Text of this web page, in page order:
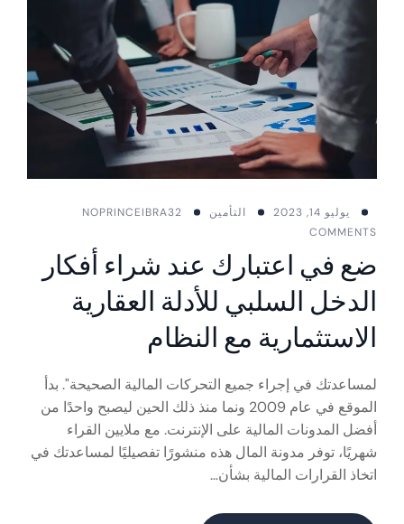
يوليو 14, 2023 التأمين PRINCEIBRA32
NO
COMMENTS
ضع في اعتبارك عند شراء أفكار
الدخل السلبي للأدلة العقارية
الاستثمارية مع النظام
لمساعدتك في إجراء جميع التحركات المالية الصحيحة". بدأ
الموقع في عام 2009 ونما منذ ذلك الحين ليصبح واحدًا من
أفضل المدونات المالية على الإنترنت. مع ملايين القراء
شهريًا، توفر مدونة المال هذه منشورًا تفصيليًا لمساعدتك في
اتخاذ القرارات المالية بشأن…